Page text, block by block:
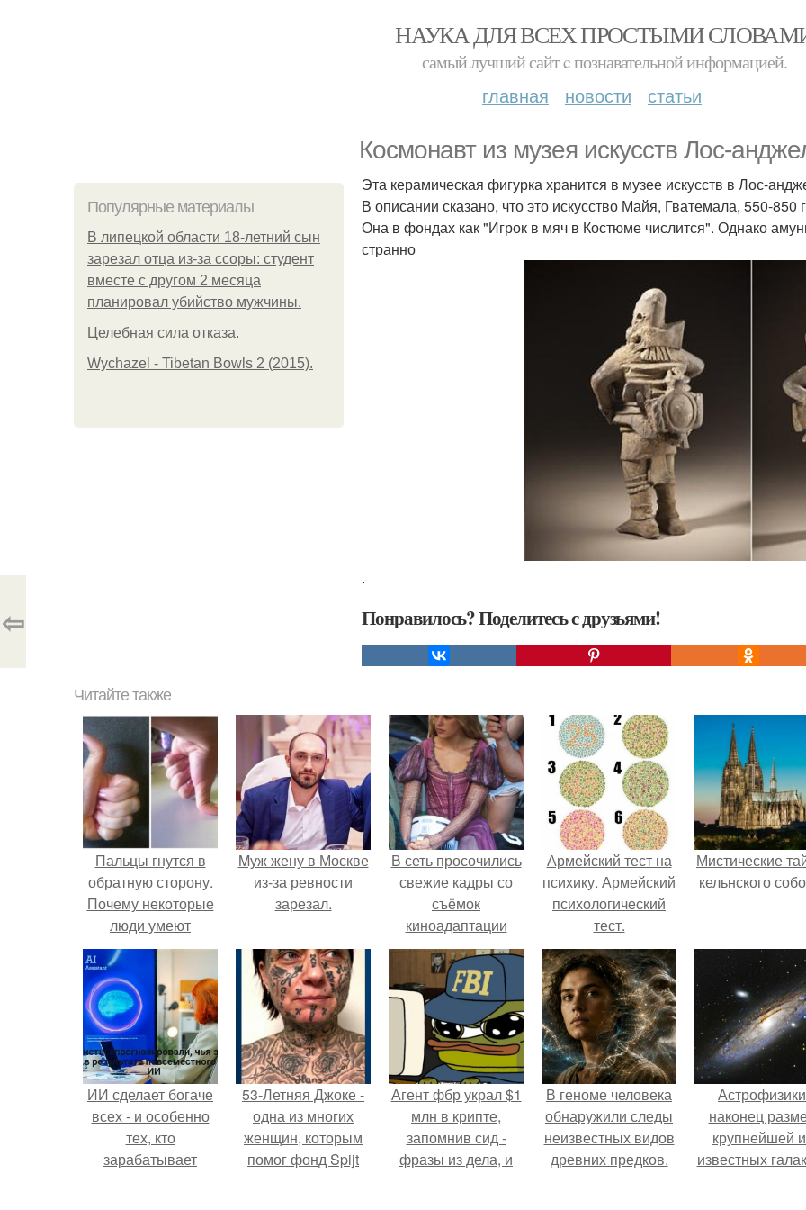
НАУКА ДЛЯ ВСЕХ ПРОСТЫМИ
самый лучший сайт c познавательной информацией.
главная новости статьи
Космонавт из музея искусств Лос-
Популярные материалы
В липецкой области 18-летний сын
зарезал отца из-за ссоры: студент
вместе с другом 2 месяца
планировал убийство мужчины.
Целебная сила отказа.
Wychazel - Tibetan Bowls 2 (2015).
Эта керамическая фигурка хранится в музее искусств в Лос-
В описании сказано, что это искусство Майя, Гватемала, 550-850
Она в фондах как "Игрок в мяч в Костюме числится". Однако
странно
.
Понравилось? Поделитесь с друзьями!
⇦
Читайте также
Пальцы гнутся в
обратную сторону.
Почему некоторые
люди умеют
выгибать палец в
обратную сторону?
Mуж жену в Москве
из-за ревности
зарезал.
В сеть просочились
свежие кадры со
съёмок
киноадаптации
"Рапунцель", и всё
внимание
моментально
оказалось
приковано к Тиган
крофт.
Армейский тест на
психику. Армейский
психологический
тест.
Мистические
кельнского
ИИ сделает богаче
всех - и особенно
тех, кто
зарабатывает
53-Летняя Джоке -
одна из многих
женщин, которым
помог фонд Spijt
Агент фбр украл $1
млн в крипте,
запомнив сид -
фразы из дела, и
В геноме человека
обнаружили следы
неизвестных видов
древних предков.
Астрофизики
наконец
крупнейшей
известных